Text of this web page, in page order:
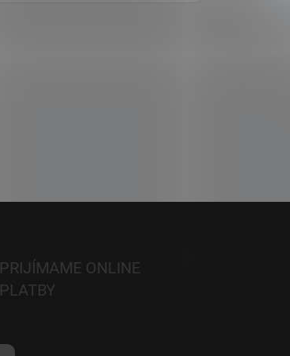
PRIJÍMAME ONLINE
PLATBY